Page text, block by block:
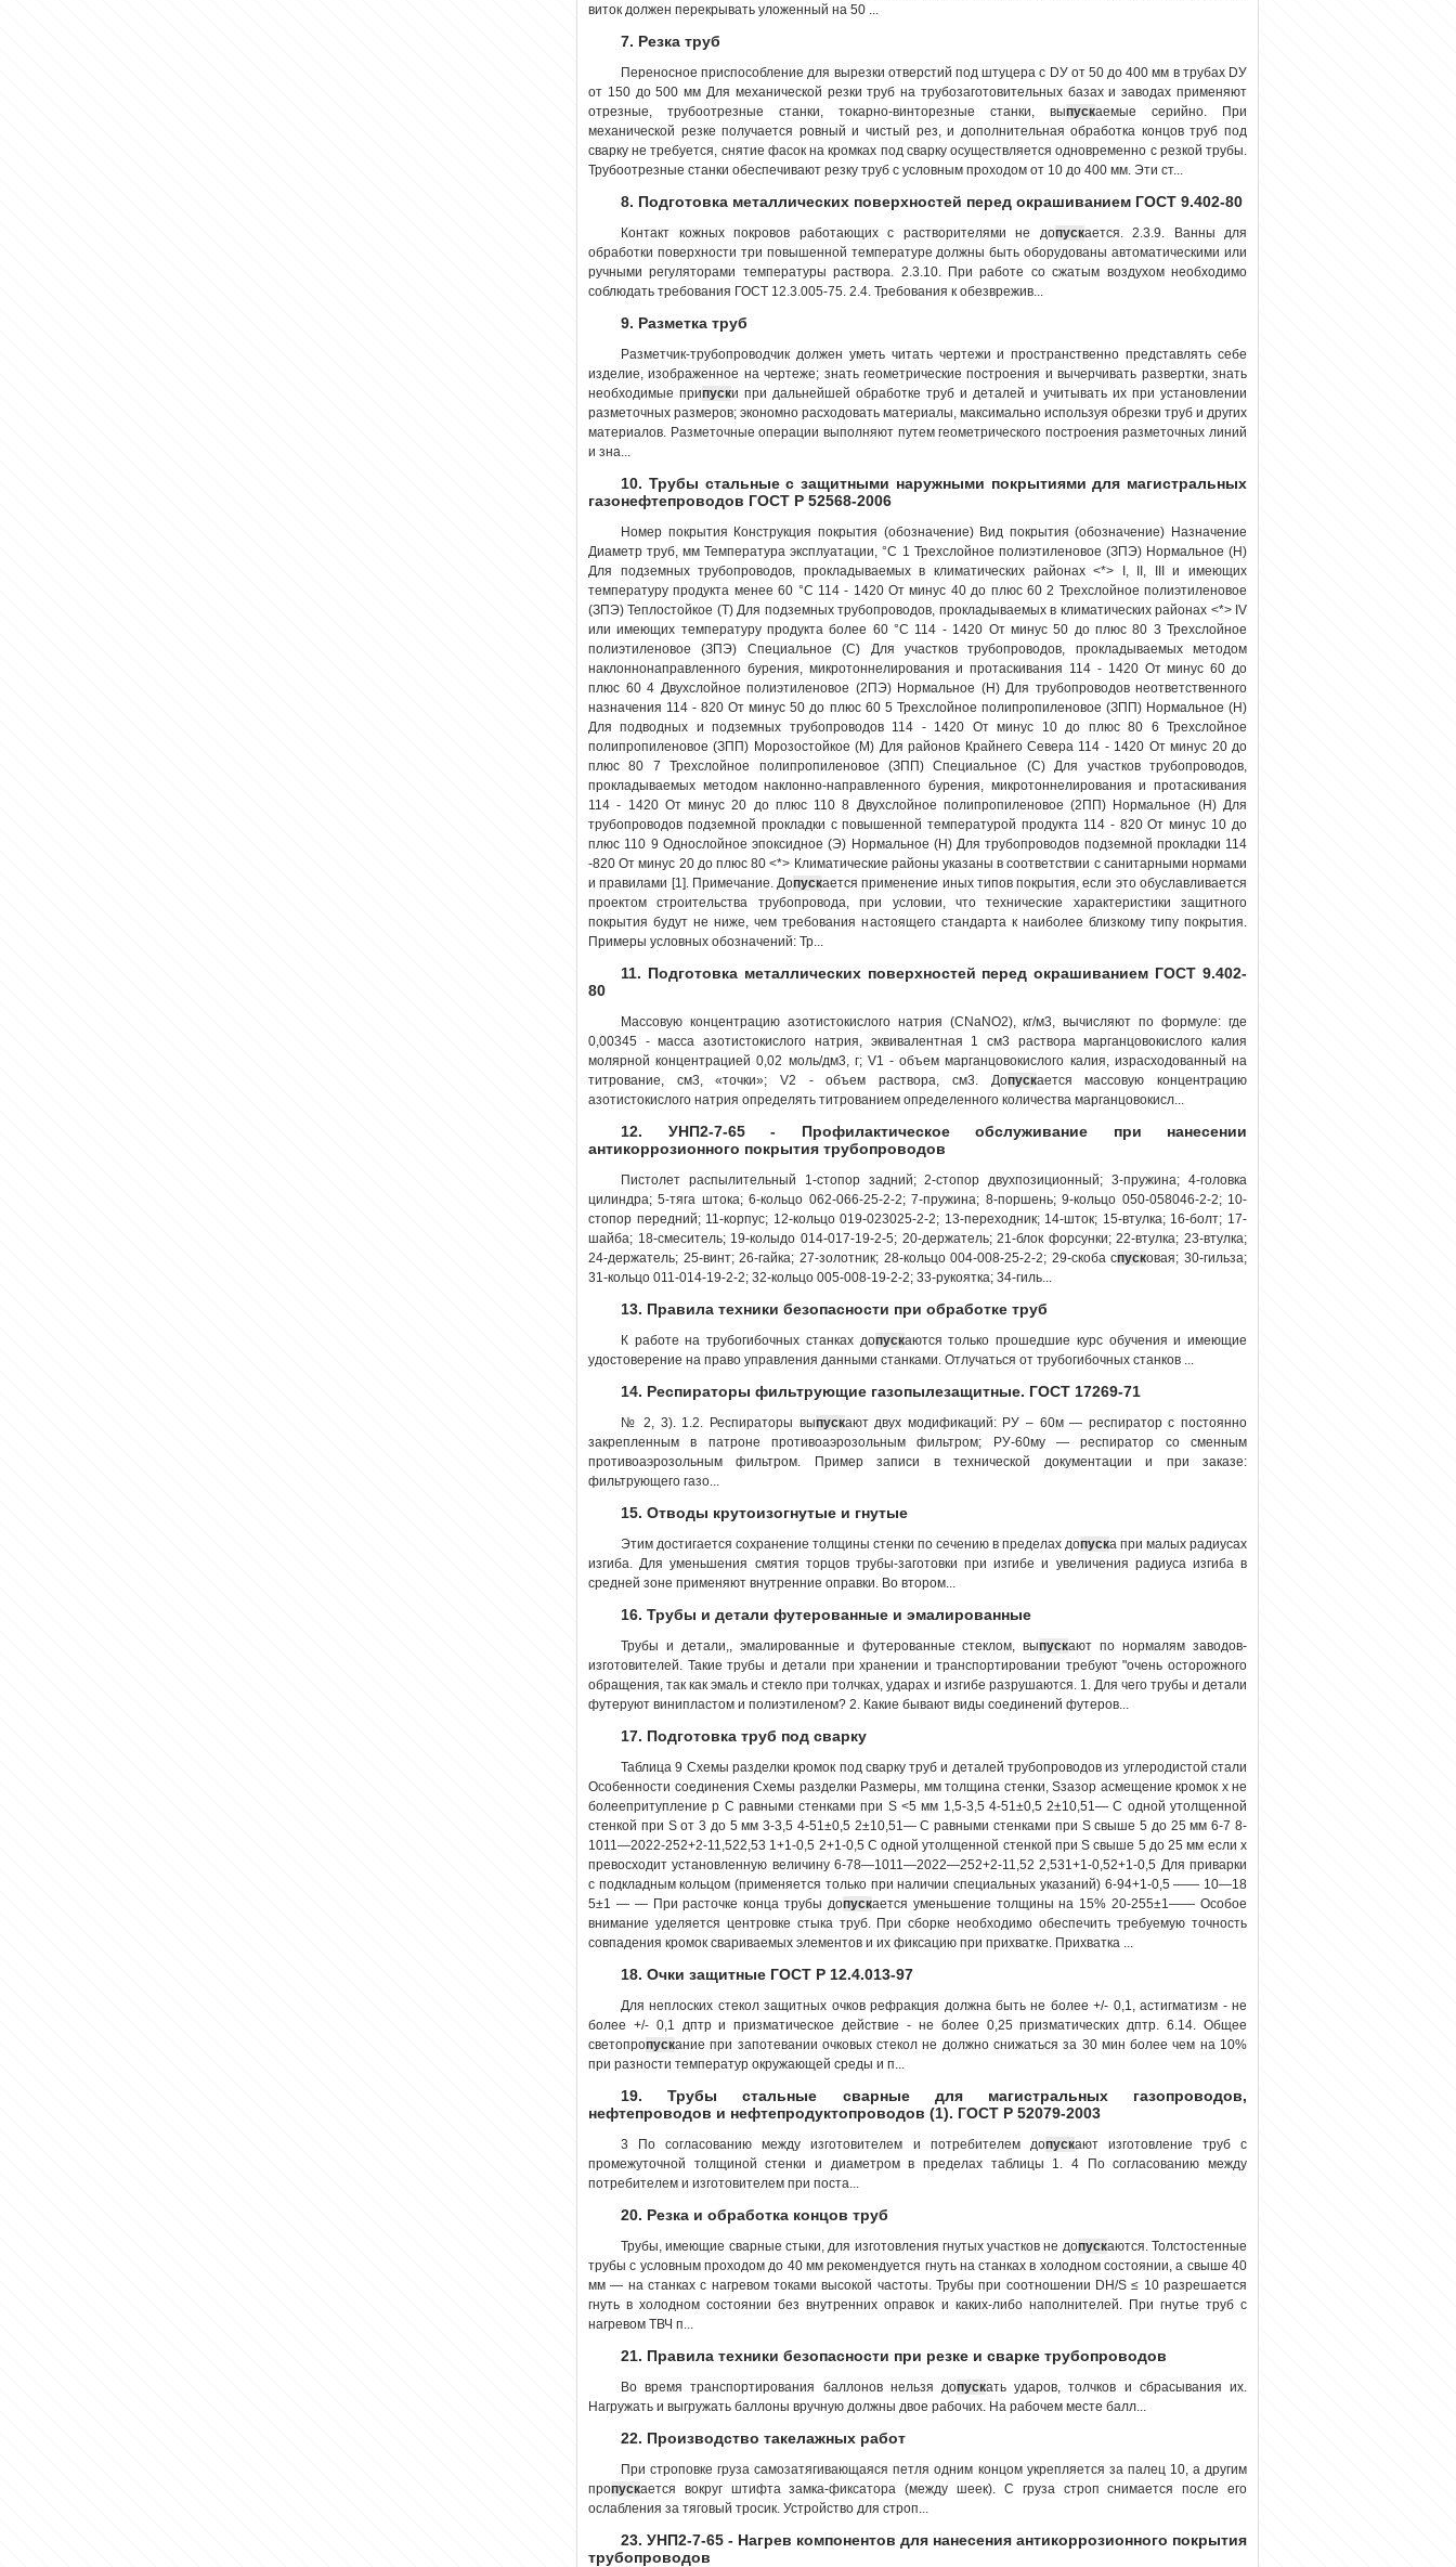
виток должен перекрывать уложенный на 50 ...
7. Резка труб
Переносное приспособление для вырезки отверстий под штуцера с DУ от 50 до 400 мм в трубах DУ
от 150 до 500 мм Для механической резки труб на трубозаготовительных базах и заводах применяют
отрезные, трубоотрезные станки, токарно-винторезные станки, выпускаемые серийно. При
механической резке получается ровный и чистый рез, и дополнительная обработка концов труб под
сварку не требуется, снятие фасок на кромках под сварку осуществляется одновременно с резкой трубы.
Трубоотрезные станки обеспечивают резку труб с условным проходом от 10 до 400 мм. Эти ст...
8. Подготовка металлических поверхностей перед окрашиванием ГОСТ 9.402-80
Контакт кожных покровов работающих с растворителями не допускается. 2.3.9. Ванны для
обработки поверхности три повышенной температуре должны быть оборудованы автоматическими или
ручными регуляторами температуры раствора. 2.3.10. При работе со сжатым воздухом необходимо
соблюдать требования ГОСТ 12.3.005-75. 2.4. Требования к обезврежив...
9. Разметка труб
Разметчик-трубопроводчик должен уметь читать чертежи и пространственно представлять себе
изделие, изображенное на чертеже; знать геометрические построения и вычерчивать развертки, знать
необходимые припуски при дальнейшей обработке труб и деталей и учитывать их при установлении
разметочных размеров; экономно расходовать материалы, максимально используя обрезки труб и других
материалов. Разметочные операции выполняют путем геометрического построения разметочных линий
и зна...
10. Трубы стальные с защитными наружными покрытиями для магистральных
газонефтепроводов ГОСТ Р 52568-2006
Номер покрытия Конструкция покрытия (обозначение) Вид покрытия (обозначение) Назначение
Диаметр труб, мм Температура эксплуатации, °С 1 Трехслойное полиэтиленовое (ЗПЭ) Нормальное (Н)
Для подземных трубопроводов, прокладываемых в климатических районах <*> I, II, III и имеющих
температуру продукта менее 60 °С 114 - 1420 От минус 40 до плюс 60 2 Трехслойное полиэтиленовое
(ЗПЭ) Теплостойкое (Т) Для подземных трубопроводов, прокладываемых в климатических районах <*> IV
или имеющих температуру продукта более 60 °С 114 - 1420 От минус 50 до плюс 80 3 Трехслойное
полиэтиленовое (ЗПЭ) Специальное (С) Для участков трубопроводов, прокладываемых методом
наклоннонаправленного бурения, микротоннелирования и протаскивания 114 - 1420 От минус 60 до
плюс 60 4 Двухслойное полиэтиленовое (2ПЭ) Нормальное (Н) Для трубопроводов неответственного
назначения 114 - 820 От минус 50 до плюс 60 5 Трехслойное полипропиленовое (ЗПП) Нормальное (Н)
Для подводных и подземных трубопроводов 114 - 1420 От минус 10 до плюс 80 6 Трехслойное
полипропиленовое (ЗПП) Морозостойкое (М) Для районов Крайнего Севера 114 - 1420 От минус 20 до
плюс 80 7 Трехслойное полипропиленовое (ЗПП) Специальное (С) Для участков трубопроводов,
прокладываемых методом наклонно-направленного бурения, микротоннелирования и протаскивания
114 - 1420 От минус 20 до плюс 110 8 Двухслойное полипропиленовое (2ПП) Нормальное (Н) Для
трубопроводов подземной прокладки с повышенной температурой продукта 114 - 820 От минус 10 до
плюс 110 9 Однослойное эпоксидное (Э) Нормальное (Н) Для трубопроводов подземной прокладки 114
-820 От минус 20 до плюс 80 <*> Климатические районы указаны в соответствии с санитарными нормами
и правилами [1]. Примечание. Допускается применение иных типов покрытия, если это обуславливается
проектом строительства трубопровода, при условии, что технические характеристики защитного
покрытия будут не ниже, чем требования настоящего стандарта к наиболее близкому типу покрытия.
Примеры условных обозначений: Тр...
11. Подготовка металлических поверхностей перед окрашиванием ГОСТ 9.402-
80
Массовую концентрацию азотистокислого натрия (СNaNO2), кг/м3, вычисляют по формуле: где
0,00345 - масса азотистокислого натрия, эквивалентная 1 см3 раствора марганцовокислого калия
молярной концентрацией 0,02 моль/дм3, г; V1 - объем марганцовокислого калия, израсходованный на
титрование, см3, «точки»; V2 - объем раствора, см3. Допускается массовую концентрацию
азотистокислого натрия определять титрованием определенного количества марганцовокисл...
12. УНП2-7-65 - Профилактическое обслуживание при нанесении
антикоррозионного покрытия трубопроводов
Пистолет распылительный 1-стопор задний; 2-стопор двухпозиционный; 3-пружина; 4-головка
цилиндра; 5-тяга штока; 6-кольцо 062-066-25-2-2; 7-пружина; 8-поршень; 9-кольцо 050-058046-2-2; 10-
стопор передний; 11-корпус; 12-кольцо 019-023025-2-2; 13-переходник; 14-шток; 15-втулка; 16-болт; 17-
шайба; 18-смеситель; 19-колыдо 014-017-19-2-5; 20-держатель; 21-блок форсунки; 22-втулка; 23-втулка;
24-держатель; 25-винт; 26-гайка; 27-золотник; 28-кольцо 004-008-25-2-2; 29-скоба спусковая; 30-гильза;
31-кольцо 011-014-19-2-2; 32-кольцо 005-008-19-2-2; 33-рукоятка; 34-гиль...
13. Правила техники безопасности при обработке труб
К работе на трубогибочных станках допускаются только прошедшие курс обучения и имеющие
удостоверение на право управления данными станками. Отлучаться от трубогибочных станков ...
14. Респираторы фильтрующие газопылезащитные. ГОСТ 17269-71
№ 2, 3). 1.2. Респираторы выпускают двух модификаций: РУ – 60м — респиратор с постоянно
закрепленным в патроне противоаэрозольным фильтром; РУ-60му — респиратор со сменным
противоаэрозольным фильтром. Пример записи в технической документации и при заказе:
фильтрующего газо...
15. Отводы крутоизогнутые и гнутые
Этим достигается сохранение толщины стенки по сечению в пределах допуска при малых радиусах
изгиба. Для уменьшения смятия торцов трубы-заготовки при изгибе и увеличения радиуса изгиба в
средней зоне применяют внутренние оправки. Во втором...
16. Трубы и детали футерованные и эмалированные
Трубы и детали,, эмалированные и футерованные стеклом, выпускают по нормалям заводов-
изготовителей. Такие трубы и детали при хранении и транспортировании требуют "очень осторожного
обращения, так как эмаль и стекло при толчках, ударах и изгибе разрушаются. 1. Для чего трубы и детали
футеруют винипластом и полиэтиленом? 2. Какие бывают виды соединений футеров...
17. Подготовка труб под сварку
Таблица 9 Схемы разделки кромок под сварку труб и деталей трубопроводов из углеродистой стали
Особенности соединения Схемы разделки Размеры, мм толщина стенки, Sзазор асмещение кромок х не
болеепритупление р С равными стенками при S <5 мм 1,5-3,5 4-51±0,5 2±10,51— С одной утолщенной
стенкой при S от 3 до 5 мм 3-3,5 4-51±0,5 2±10,51— С равными стенками при S свыше 5 до 25 мм 6-7 8-
1011—2022-252+2-11,522,53 1+1-0,5 2+1-0,5 C одной утолщенной стенкой при S свыше 5 до 25 мм если х
превосходит установленную величину 6-78—1011—2022—252+2-11,52 2,531+1-0,52+1-0,5 Для приварки
с подкладным кольцом (применяется только при наличии специальных указаний) 6-94+1-0,5 —— 10—18
5±1 — — При расточке конца трубы допускается уменьшение толщины на 15% 20-255±1—— Особое
внимание уделяется центровке стыка труб. При сборке необходимо обеспечить требуемую точность
совпадения кромок свариваемых элементов и их фиксацию при прихватке. Прихватка ...
18. Очки защитные ГОСТ Р 12.4.013-97
Для неплоских стекол защитных очков рефракция должна быть не более +/- 0,1, астигматизм - не
более +/- 0,1 дптр и призматическое действие - не более 0,25 призматических дптр. 6.14. Общее
светопропускание при запотевании очковых стекол не должно снижаться за 30 мин более чем на 10%
при разности температур окружающей среды и п...
19. Трубы стальные сварные для магистральных газопроводов,
нефтепроводов и нефтепродуктопроводов (1). ГОСТ Р 52079-2003
3 По согласованию между изготовителем и потребителем допускают изготовление труб с
промежуточной толщиной стенки и диаметром в пределах таблицы 1. 4 По согласованию между
потребителем и изготовителем при поста...
20. Резка и обработка концов труб
Трубы, имеющие сварные стыки, для изготовления гнутых участков не допускаются. Толстостенные
трубы с условным проходом до 40 мм рекомендуется гнуть на станках в холодном состоянии, а свыше 40
мм — на станках с нагревом токами высокой частоты. Трубы при соотношении DН/S ≤ 10 разрешается
гнуть в холодном состоянии без внутренних оправок и каких-либо наполнителей. При гнутье труб с
нагревом ТВЧ п...
21. Правила техники безопасности при резке и сварке трубопроводов
Во время транспортирования баллонов нельзя допускать ударов, толчков и сбрасывания их.
Нагружать и выгружать баллоны вручную должны двое рабочих. На рабочем месте балл...
22. Производство такелажных работ
При строповке груза самозатягивающаяся петля одним концом укрепляется за палец 10, а другим
пропускается вокруг штифта замка-фиксатора (между шеек). С груза строп снимается после его
ослабления за тяговый тросик. Устройство для строп...
23. УНП2-7-65 - Нагрев компонентов для нанесения антикоррозионного покрытия
трубопроводов